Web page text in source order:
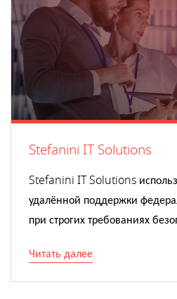
Stefanini IT Solutions
Stefanini IT Solutions
удалённой поддержки
при строгих требованиях
Читать далее